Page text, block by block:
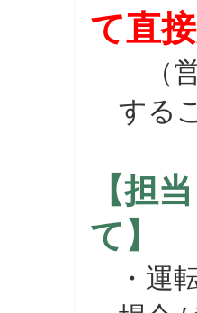
て直
（営
する
【担
て】
・運